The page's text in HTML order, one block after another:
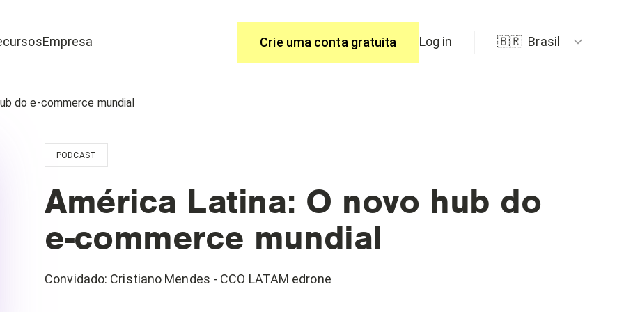
e-commerce
Empresa Crie uma conta gratuita Log in 🇧🇷 Brasil
do e-commerce mundial
PODCAST
América Latina: O novo hub do
e-commerce mundial
Convidado: Cristiano Mendes - CCO LATAM edrone